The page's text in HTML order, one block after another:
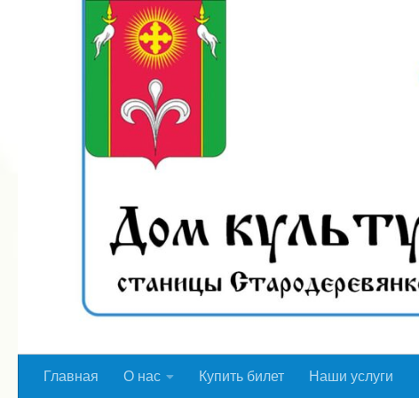
Перейти к содержимому
Главная О нас Купить билет Наши услуги